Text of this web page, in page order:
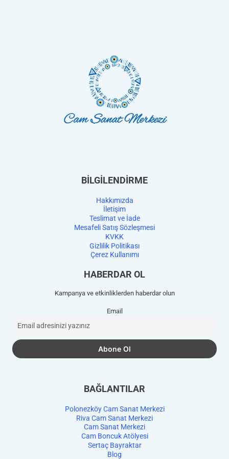
BİLGİLENDİRME
Hakkımızda
İletişim
Teslimat ve İade
Mesafeli Satış Sözleşmesi
KVKK
Gizlilik Politikası
Çerez Kullanımı
HABERDAR OL
Kampanya ve etkinliklerden haberdar olun
Email
BAĞLANTILAR
Polonezköy Cam Sanat Merkezi
Riva Cam Sanat Merkezi
Cam Sanat Merkezi
Cam Boncuk Atölyesi
Sertaç Bayraktar
Blog